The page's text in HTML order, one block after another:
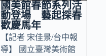
國美館春節系列活
動登場 藝起探春
歡慶馬年
【記者 宋佳景/台中報
導】 國立臺灣美術館